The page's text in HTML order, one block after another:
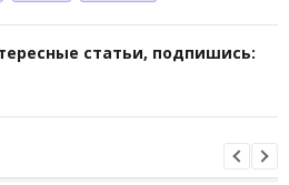
статьи, подпишись: